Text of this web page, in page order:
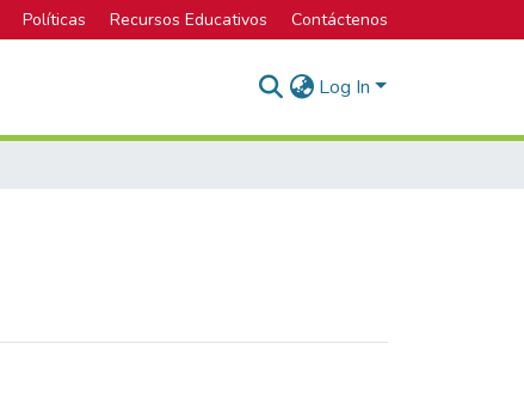
Políticas Recursos Educativos Contáctenos
Log In